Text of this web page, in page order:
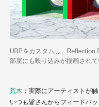
URPをカスタムし、Reflection
部屋にも映り込みが描画されて
荒木 ：実際にアーティストが
いつも皆さんからフィードバ